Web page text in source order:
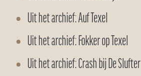
Uit het archief: Auf Texel
Uit het archief: Fokker op Texel
Uit het archief: Crash bij De Slufter